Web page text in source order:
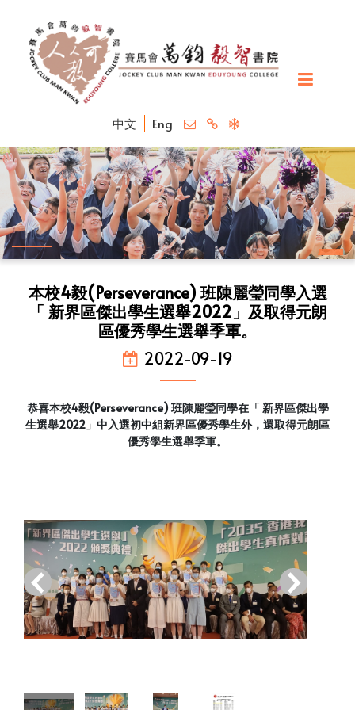
中文 Eng
本校4毅(Perseverance) 班陳麗瑩同學入選
「 新界區傑出學生選舉2022」及取得元朗
區優秀學生選舉季軍。
2022-09-19
恭喜本校4毅(Perseverance) 班陳麗瑩同學在「 新界區傑出學
生選舉2022」中入選初中組新界區優秀學生外，還取得元朗區
優秀學生選舉季軍。
‹ ›